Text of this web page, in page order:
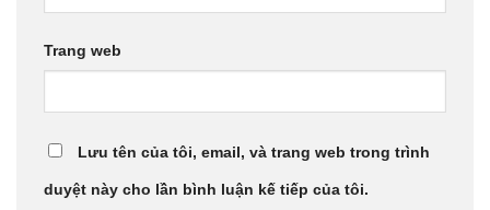
Trang web
Lưu tên của tôi, email, và trang web trong trình
duyệt này cho lần bình luận kế tiếp của tôi.